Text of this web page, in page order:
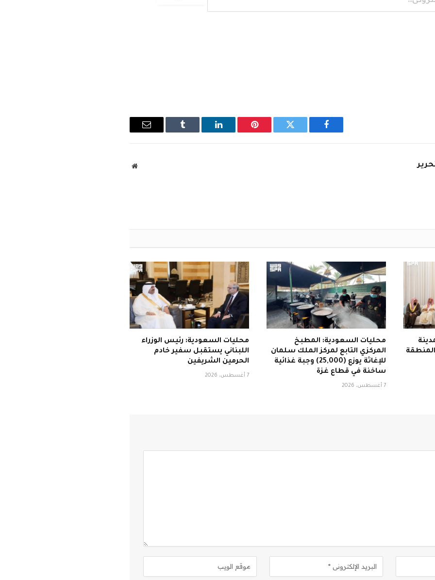
فيسبوك تويتر بينتيريستلينكدإن Tumblr
البريد
موقع
المنطقة
محليات السعودية: المطبخ
المركزي التابع لمركز الملك سلمان
للإغاثة يوزع (25,000) وجبة غذائية
ساخنة في قطاع غزة
7 أغسطس، 2026
محليات السعودية: رئيس الوزراء
اللبناني يستقبل سفير خادم
الحرمين الشريفين
7 أغسطس، 2026